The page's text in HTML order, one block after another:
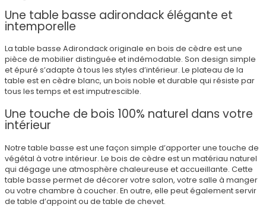
Une table basse adirondack élégante et
intemporelle
La table basse Adirondack originale en bois de cèdre est une
pièce de mobilier distinguée et indémodable. Son design simple
et épuré s’adapte à tous les styles d’intérieur. Le plateau de la
table est en cèdre blanc, un bois noble et durable qui résiste par
tous les temps et est imputrescible.
Une touche de bois 100% naturel dans votre
intérieur
Notre table basse est une façon simple d’apporter une touche de
végétal à votre intérieur. Le bois de cèdre est un matériau naturel
qui dégage une atmosphère chaleureuse et accueillante. Cette
table basse permet de décorer votre salon, votre salle à manger
ou votre chambre à coucher. En outre, elle peut également servir
de table d’appoint ou de table de chevet.